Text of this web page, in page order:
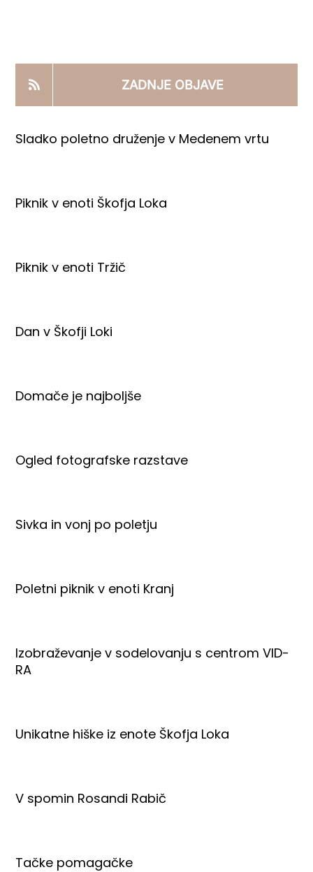
PRODAJNI IZDELKI
AKTUALNO
ZADNJE OBJAVE
Sladko poletno druženje v Medenem vrtu
Piknik v enoti Škofja Loka
Piknik v enoti Tržič
Dan v Škofji Loki
Domače je najboljše
Ogled fotografske razstave
Sivka in vonj po poletju
Poletni piknik v enoti Kranj
Izobraževanje v sodelovanju s centrom VID-
RA
Unikatne hiške iz enote Škofja Loka
V spomin Rosandi Rabič
Tačke pomagačke